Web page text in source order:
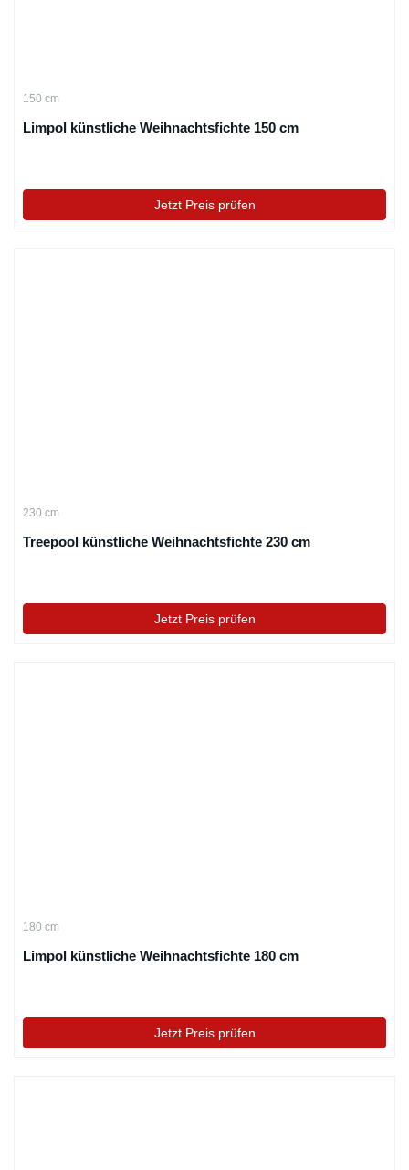
150 cm
Limpol künstliche Weihnachtsfichte 150 cm
Jetzt Preis prüfen
230 cm
Treepool künstliche Weihnachtsfichte 230 cm
Jetzt Preis prüfen
180 cm
Limpol künstliche Weihnachtsfichte 180 cm
Jetzt Preis prüfen